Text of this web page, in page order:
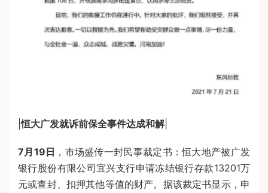
|恒大广发就诉前保全事件达成和解|
7月19日 ，市场盛传一封民事裁定书：恒大地产被广发
银行股份有限公司宜兴支行申请冻结银行存款13201万
元或查封、扣押其他等值的财产。据该裁定书显示，申